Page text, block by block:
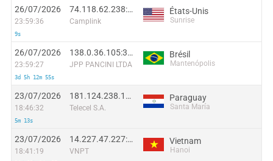
26/07/2026
23:59:36
9s
74.118.62.238:54896
Camplink
États-Unis
Sunrise
26/07/2026
23:59:27
3d 5h 12m 55s
138.0.36.105:34496
JPP PANCINI LTDA
Brésil
Mantenópolis
23/07/2026
18:46:32
5m 13s
181.124.238.16:53064
Telecel S.A.
Paraguay
Santa María
23/07/2026
18:41:19
14.227.47.227:49594
VNPT
Vietnam
Hanoi